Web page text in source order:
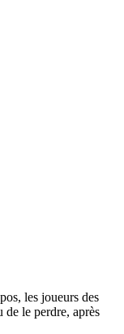
les joueurs des
le perdre, après